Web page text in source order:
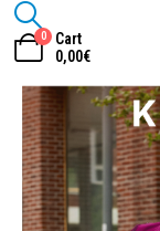
0
Cart
0,00€